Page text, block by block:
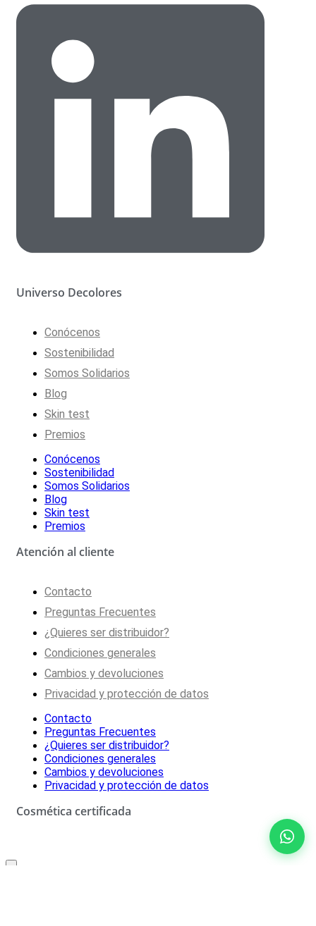
Universo Decolores
Conócenos
Sostenibilidad
Somos Solidarios
Blog
Skin test
Premios
Conócenos
Sostenibilidad
Somos Solidarios
Blog
Skin test
Premios
Atención al cliente
Contacto
Preguntas Frecuentes
¿Quieres ser distribuidor?
Condiciones generales
Cambios y devoluciones
Privacidad y protección de datos
Contacto
Preguntas Frecuentes
¿Quieres ser distribuidor?
Condiciones generales
Cambios y devoluciones
Privacidad y protección de datos
Cosmética certificada